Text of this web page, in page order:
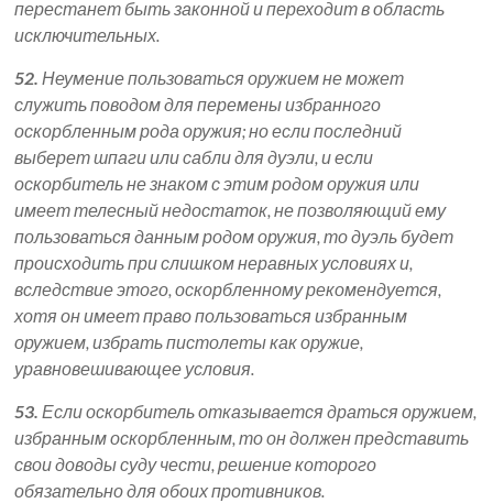
перестанет быть законной и переходит в область
исключительных.
52. Неумение пользоваться оружием не может
служить поводом для перемены избранного
оскорбленным рода оружия; но если последний
выберет шпаги или сабли для дуэли, и если
оскорбитель не знаком с этим родом оружия или
имеет телесный недостаток, не позволяющий ему
пользоваться данным родом оружия, то дуэль будет
происходить при слишком неравных условиях и,
вследствие этого, оскорбленному рекомендуется,
хотя он имеет право пользоваться избранным
оружием, избрать пистолеты как оружие,
уравновешивающее условия.
53. Если оскорбитель отказывается драться оружием,
избранным оскорбленным, то он должен представить
свои доводы суду чести, решение которого
обязательно для обоих противников.